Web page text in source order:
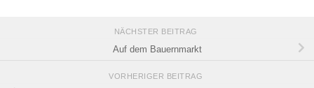
NÄCHSTER BEITRAG
Auf dem Bauernmarkt
VORHERIGER BEITRAG